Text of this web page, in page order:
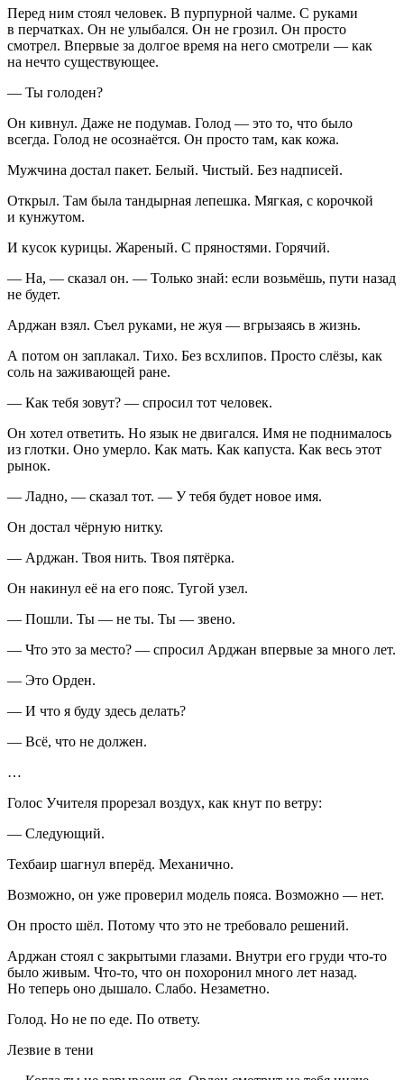
Перед ним стоял человек. В пурпурной чалме. С руками
в перчатках. Он не улыбался. Он не грозил. Он просто
смотрел. Впервые за долгое время на него смотрели — как
на нечто существующее.
— Ты голоден?
Он кивнул. Даже не подумав. Голод — это то, что было
всегда. Голод не осознаётся. Он просто там, как кожа.
Мужчина достал пакет. Белый. Чистый. Без надписей.
Открыл. Там была тандырная лепешка. Мягкая, с корочкой
и кунжутом.
И кусок курицы. Жареный. С пряностями. Горячий.
— На, — сказал он. — Только знай: если возьмёшь, пути назад
не будет.
Арджан взял. Съел руками, не жуя — вгрызаясь в жизнь.
А потом он заплакал. Тихо. Без всхлипов. Просто слёзы, как
соль на заживающей ране.
— Как тебя зовут? — спросил тот человек.
Он хотел ответить. Но язык не двигался. Имя не поднималось
из глотки. Оно умерло. Как мать. Как капуста. Как весь этот
рынок.
— Ладно, — сказал тот. — У тебя будет новое имя.
Он достал чёрную нитку.
— Арджан. Твоя нить. Твоя пятёрка.
Он накинул её на его пояс. Тугой узел.
— Пошли. Ты — не ты. Ты — звено.
— Что это за место? — спросил Арджан впервые за много лет.
— Это Орден.
— И что я буду здесь делать?
— Всё, что не должен.
…
Голос Учителя прорезал воздух, как кнут по ветру:
— Следующий.
Техбаир шагнул вперёд. Механично.
Возможно, он уже проверил модель пояса. Возможно — нет.
Он просто шёл. Потому что это не требовало решений.
Арджан стоял с закрытыми глазами. Внутри его груди что-то
было живым. Что-то, что он похоронил много лет назад.
Но теперь оно дышало. Слабо. Незаметно.
Голод. Но не по еде. По ответу.
Лезвие в тени